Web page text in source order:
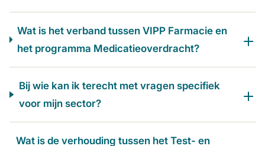
Wat is het verband tussen VIPP Farmacie en
het programma Medicatieoverdracht?
Bij wie kan ik terecht met vragen specifiek
voor mijn sector?
Wat is de verhouding tussen het Test- en